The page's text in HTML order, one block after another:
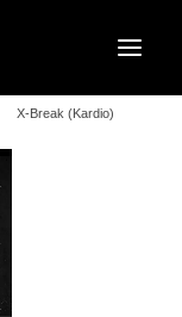
X-Break (Kardio)